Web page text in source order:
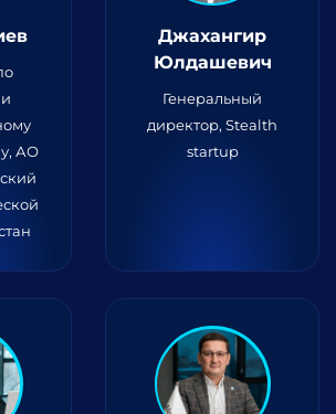
АО
Джахангир
Юлдашевич
Генеральный
директор, Stealth
startup